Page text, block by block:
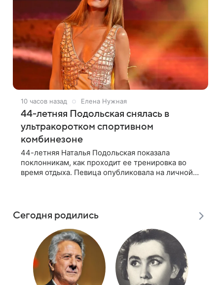
10 часов назад Елена Нужная
44-летняя Подольская снялась в
ультракоротком спортивном
комбинезоне
44-летняя Наталья Подольская показала
поклонникам, как проходит ее тренировка во
время отдыха. Певица опубликовала на личной
Сегодня родились